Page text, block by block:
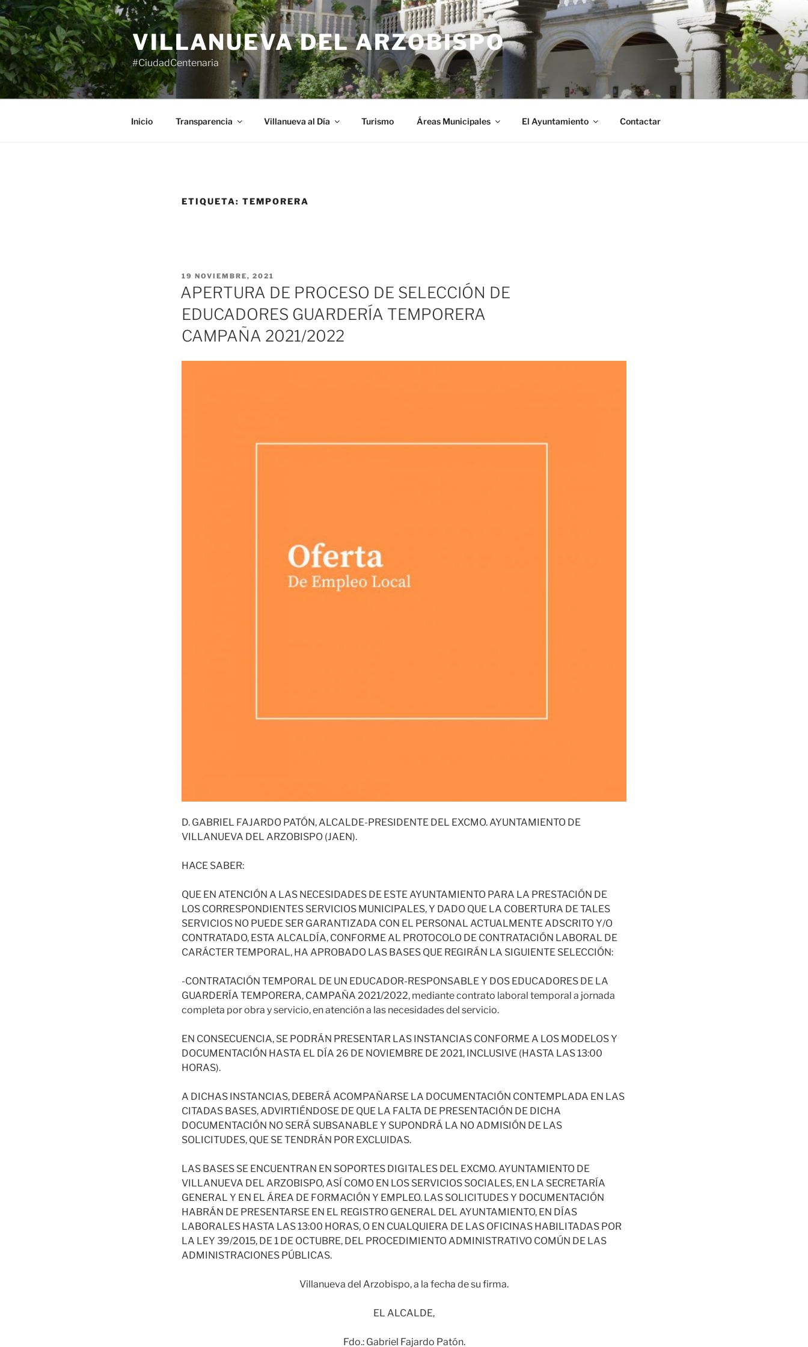
Saltar
al
contenido
VILLANUEVA DEL ARZOBISPO
#CiudadCentenaria
Inicio Transparencia Villanueva al Día Turismo Áreas Municipales El Ayuntamiento Contactar
ETIQUETA: TEMPORERA
PUBLICADO
EL
19 NOVIEMBRE, 2021
APERTURA DE PROCESO DE SELECCIÓN DE
EDUCADORES GUARDERÍA TEMPORERA
CAMPAÑA 2021/2022
D. GABRIEL FAJARDO PATÓN, ALCALDE-PRESIDENTE DEL EXCMO. AYUNTAMIENTO DE
VILLANUEVA DEL ARZOBISPO (JAEN).
HACE SABER:
QUE EN ATENCIÓN A LAS NECESIDADES DE ESTE AYUNTAMIENTO PARA LA PRESTACIÓN DE
LOS CORRESPONDIENTES SERVICIOS MUNICIPALES, Y DADO QUE LA COBERTURA DE TALES
SERVICIOS NO PUEDE SER GARANTIZADA CON EL PERSONAL ACTUALMENTE ADSCRITO Y/O
CONTRATADO, ESTA ALCALDÍA, CONFORME AL PROTOCOLO DE CONTRATACIÓN LABORAL DE
CARÁCTER TEMPORAL, HA APROBADO LAS BASES QUE REGIRÁN LA SIGUIENTE SELECCIÓN:
-CONTRATACIÓN TEMPORAL DE UN EDUCADOR-RESPONSABLE Y DOS EDUCADORES DE LA
GUARDERÍA TEMPORERA, CAMPAÑA 2021/2022, mediante contrato laboral temporal a jornada
completa por obra y servicio, en atención a las necesidades del servicio.
EN CONSECUENCIA, SE PODRÁN PRESENTAR LAS INSTANCIAS CONFORME A LOS MODELOS Y
DOCUMENTACIÓN HASTA EL DÍA 26 DE NOVIEMBRE DE 2021, INCLUSIVE (HASTA LAS 13:00
HORAS).
A DICHAS INSTANCIAS, DEBERÁ ACOMPAÑARSE LA DOCUMENTACIÓN CONTEMPLADA EN LAS
CITADAS BASES, ADVIRTIÉNDOSE DE QUE LA FALTA DE PRESENTACIÓN DE DICHA
DOCUMENTACIÓN NO SERÁ SUBSANABLE Y SUPONDRÁ LA NO ADMISIÓN DE LAS
SOLICITUDES, QUE SE TENDRÁN POR EXCLUIDAS.
LAS BASES SE ENCUENTRAN EN SOPORTES DIGITALES DEL EXCMO. AYUNTAMIENTO DE
VILLANUEVA DEL ARZOBISPO, ASÍ COMO EN LOS SERVICIOS SOCIALES, EN LA SECRETARÍA
GENERAL Y EN EL ÁREA DE FORMACIÓN Y EMPLEO. LAS SOLICITUDES Y DOCUMENTACIÓN
HABRÁN DE PRESENTARSE EN EL REGISTRO GENERAL DEL AYUNTAMIENTO, EN DÍAS
LABORALES HASTA LAS 13:00 HORAS, O EN CUALQUIERA DE LAS OFICINAS HABILITADAS POR
LA LEY 39/2015, DE 1 DE OCTUBRE, DEL PROCEDIMIENTO ADMINISTRATIVO COMÚN DE LAS
ADMINISTRACIONES PÚBLICAS.
Villanueva del Arzobispo, a la fecha de su firma.
EL ALCALDE,
Fdo.: Gabriel Fajardo Patón.